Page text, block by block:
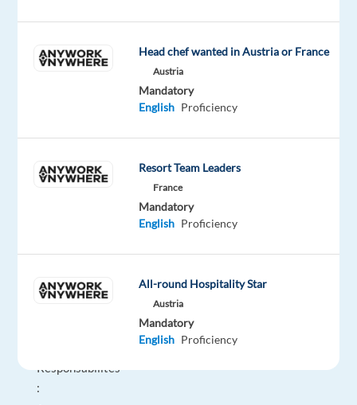
CDD
de
suivantes
Responsabilités
:
Head chef wanted in Austria or France
Austria
Mandatory
English Proficiency
Resort Team Leaders
France
Mandatory
English Proficiency
All-round Hospitality Star
Austria
Mandatory
English Proficiency